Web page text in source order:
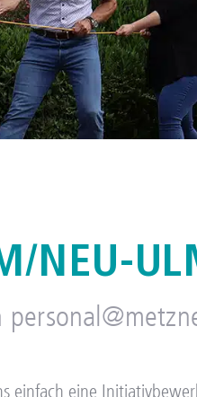
NEU-
einfach eine